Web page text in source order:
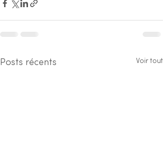
Posts récents Voir tout